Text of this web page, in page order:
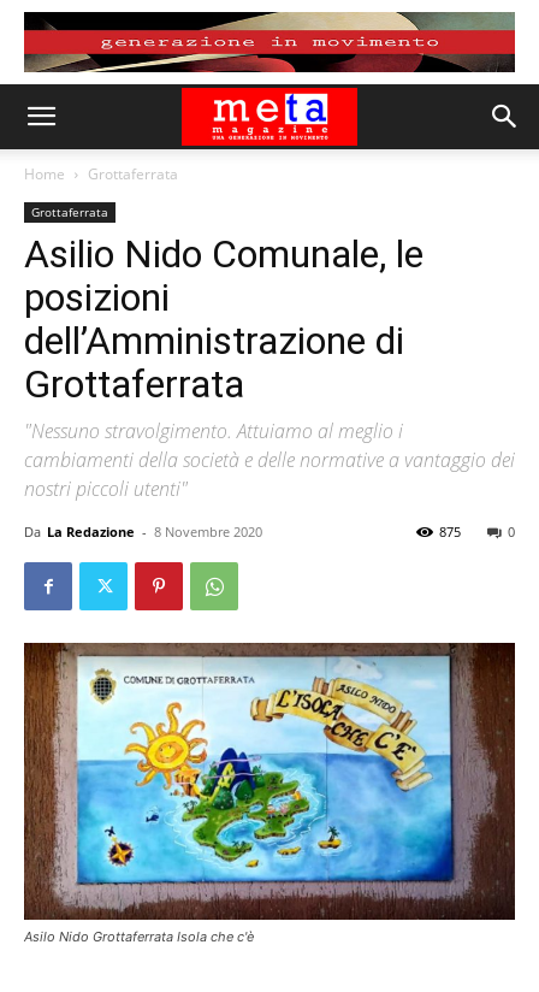
Home Grottaferrata
Grottaferrata
Asilio Nido Comunale, le
posizioni
dell’Amministrazione di
Grottaferrata
"Nessuno stravolgimento. Attuiamo al meglio i
cambiamenti della società e delle normative a vantaggio dei
nostri piccoli utenti"
Da La Redazione - 8 Novembre 2020 0
875
Asilo Nido Grottaferrata Isola che c'è